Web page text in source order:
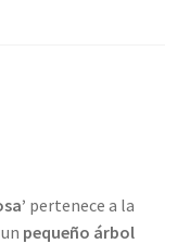
pertenece a la
pequeño árbol